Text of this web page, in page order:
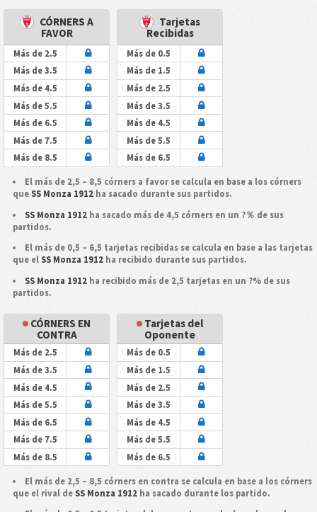
CÓRNERS A
FAVOR
Más de 2.5
Más de 3.5
Más de 4.5
Más de 5.5
Más de 6.5
Más de 7.5
Más de 8.5
Tarjetas
Recibidas
Más de 0.5
Más de 1.5
Más de 2.5
Más de 3.5
Más de 4.5
Más de 5.5
Más de 6.5
El más de 2,5 – 8,5 córners a favor se calcula en base a los córners
que SS Monza 1912ha sacado durante sus partidos.
SS Monza 1912 ha sacado más de 4,5 córners en un ?％ de sus
partidos.
El más de 0,5 – 6,5 tarjetas recibidas se calcula en base a las tarjetas
que el SS Monza 1912ha recibido durante sus partidos.
SS Monza 1912 ha recibido más de 2,5 tarjetas en un ?% de sus
partidos.
CÓRNERS EN
CONTRA
Más de 2.5
Más de 3.5
Más de 4.5
Más de 5.5
Más de 6.5
Más de 7.5
Más de 8.5
Tarjetas del
Oponente
Más de 0.5
Más de 1.5
Más de 2.5
Más de 3.5
Más de 4.5
Más de 5.5
Más de 6.5
El más de 2,5 – 8,5 córners en contra se calcula en base a los córners
que el rival de SS Monza 1912ha sacado durante los partido.